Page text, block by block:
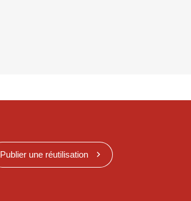
Publier une réutilisation